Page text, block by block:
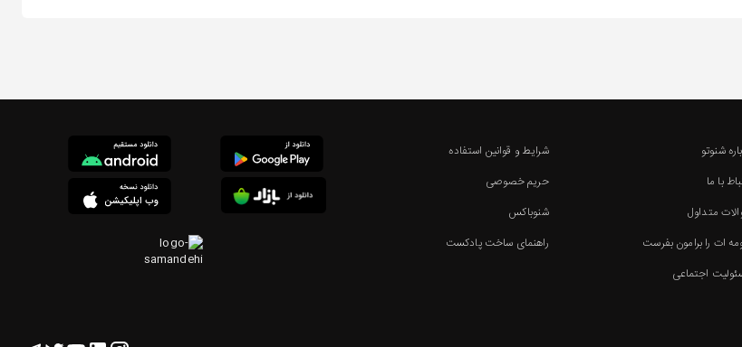
شنوتو
با ما
متداول
ات را برامون بفرست
اجتماعی
شرایط و قوانین استفاده
حریم خصوصی
شنوباکس
راهنمای ساخت پادکست